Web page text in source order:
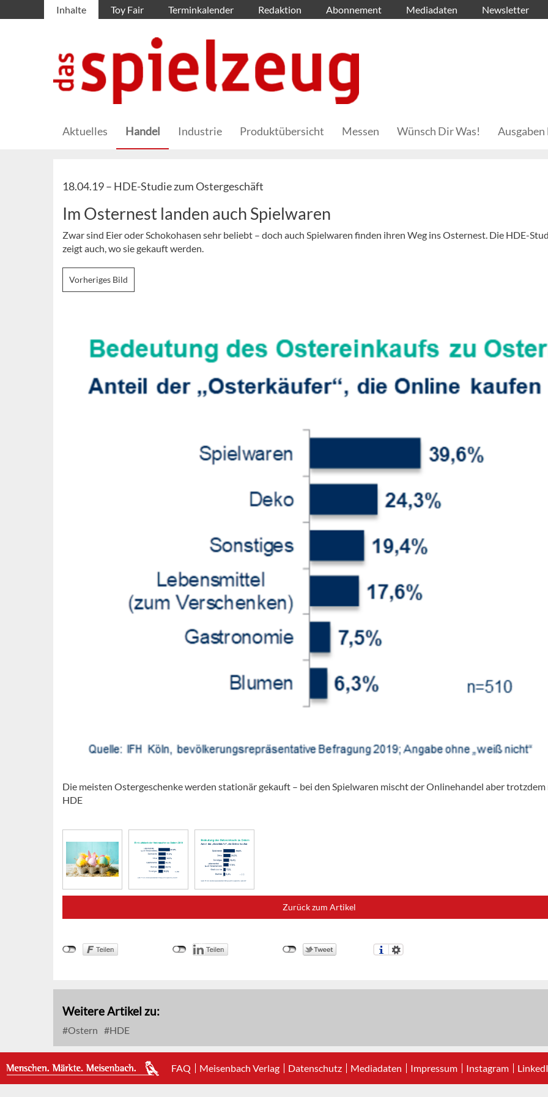
Inhalte Toy Fair Terminkalender Redaktion Abonnement Mediadaten Newsletter
Aktuelles Handel Industrie Produktübersicht Messen Wünsch Dir Was!
18.04.19 – HDE-Studie zum Ostergeschäft
Im Osternest landen auch Spielwaren
Zwar sind Eier oder Schokohasen sehr beliebt – doch auch Spielwaren finden ihren Weg ins Osternest. Die HDE-
zeigt auch, wo sie gekauft werden.
Vorheriges Bild
Die meisten Ostergeschenke werden stationär gekauft – bei den Spielwaren mischt der Onlinehandel aber
HDE
Zurück zum Artikel
Weitere Artikel zu:
Ostern HDE
FAQ Meisenbach Verlag Datenschutz Mediadaten Impressum Instagram